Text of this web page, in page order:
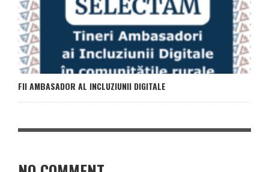
FII AMBASADOR AL INCLUZIUNII DIGITALE